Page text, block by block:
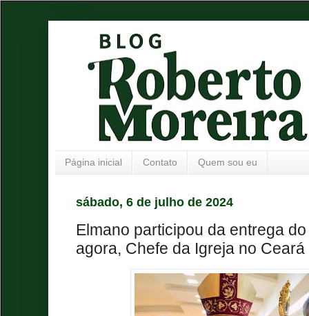
Página inicial Contato Quem sou eu
sábado, 6 de julho de 2024
Elmano participou da entrega
agora, Chefe da Igreja no Ceará